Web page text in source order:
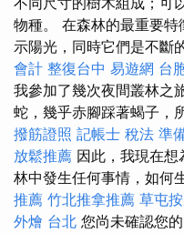
物種。 在森林的最重要
示陽光，同時它們是不斷
會計 整復台中 易遊網 台
我參加了幾次夜間叢林之
蛇，幾乎赤腳踩著蝎子，
撥筋證照 記帳士 稅法 準
放鬆推薦 因此，我現在
林中發生任何事情，如何
推薦 竹北推拿推薦 草屯
外燴 台北 您尚未確認您